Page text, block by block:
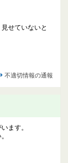
せていないと
不適切情報の通報
ます。